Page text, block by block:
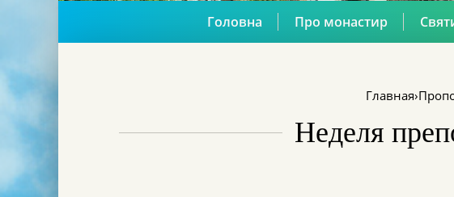
Головна Про монастир
Главная›
Неделя